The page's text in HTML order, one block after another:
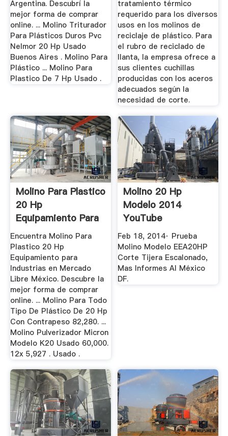
Argentina. Descubrí la
mejor forma de comprar
online. ... Molino Triturador
Para Plásticos Duros Pvc
Nelmor 20 Hp Usado
Buenos Aires . Molino Para
Plástico ... Molino Para
Plastico De 7 Hp Usado .
tratamiento térmico
requerido para los diversos
usos en los molinos de
reciclaje de plástico. Para
el rubro de reciclado de
llanta, la empresa ofrece a
sus clientes cuchillas
producidas con los aceros
adecuados según la
necesidad de corte.
Molino Para Plastico
20 Hp
Equipamiento Para
Industrias ...
Encuentra Molino Para
Plastico 20 Hp
Equipamiento para
Industrias en Mercado
Libre México. Descubre la
mejor forma de comprar
online. ... Molino Para Todo
Tipo De Plástico De 20 Hp
Con Contrapeso 82,280. ...
Molino Pulverizador Micron
Modelo K20 Usado 60,000.
12x 5,927 . Usado .
Molino 20 Hp
Modelo 2014
YouTube
Feb 18, 2014· Prueba
Molino Modelo EEA20HP
Corte Tijera Escalonado,
Mas Informes Al México
DF.